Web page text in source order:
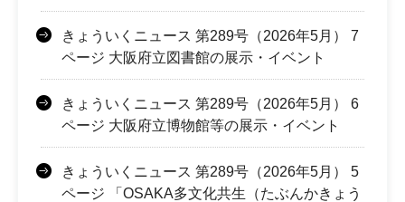
きょういくニュース 第289号（2026年5月） 7
ページ 大阪府立図書館の展示・イベント
きょういくニュース 第289号（2026年5月） 6
ページ 大阪府立博物館等の展示・イベント
きょういくニュース 第289号（2026年5月） 5
ページ 「OSAKA多文化共生（たぶんかきょう